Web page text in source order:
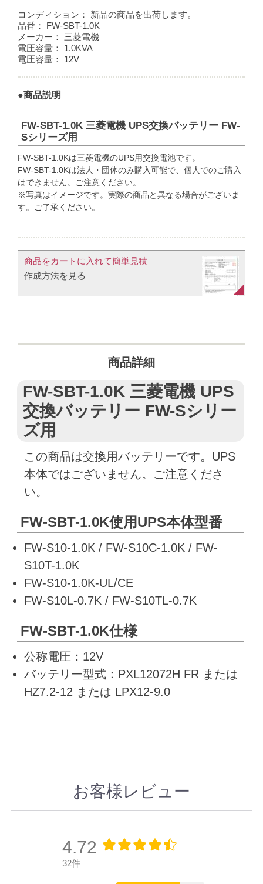
コンディション：
新品の商品を出荷します。
品番：
FW-SBT-1.0K
メーカー：
三菱電機
電圧容量：
1.0KVA
電圧容量：
12V
●商品説明
FW-SBT-1.0K 三菱電機 UPS交換バッテリー FW-
Sシリーズ用
FW-SBT-1.0Kは三菱電機のUPS用交換電池です。
FW-SBT-1.0Kは法人・団体のみ購入可能で、個人でのご購入
はできません。ご注意ください。
※写真はイメージです。実際の商品と異なる場合がございま
す。ご了承ください。
商品をカートに入れて簡単見積​
作成方法を見る​​
商品詳細
FW-SBT-1.0K 三菱電機 UPS
交換バッテリー FW-Sシリー
ズ用
この商品は交換用バッテリーです。UPS
本体ではございません。ご注意くださ
い。
FW-SBT-1.0K使用UPS本体型番
FW-S10-1.0K / FW-S10C-1.0K / FW-
S10T-1.0K
FW-S10-1.0K-UL/CE
FW-S10L-0.7K / FW-S10TL-0.7K
FW-SBT-1.0K仕様
公称電圧：12V
バッテリー型式：PXL12072H FR または
HZ7.2-12 または LPX12-9.0
お客様レビュー
4.72
32件